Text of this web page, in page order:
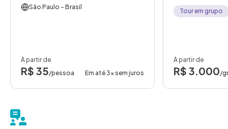
São Paulo - Brasil
A partir de
R$ 35/pessoa Em até 3x sem juros
Tour em grupo
A partir de
R$ 3.000/